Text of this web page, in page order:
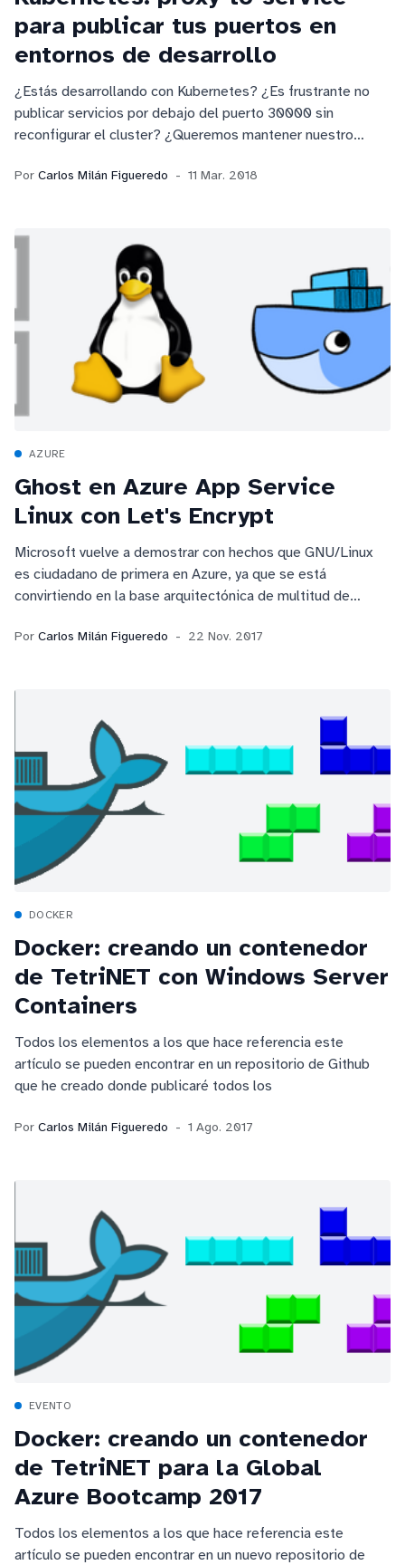
para publicar tus puertos en
entornos de desarrollo
¿Estás desarrollando con Kubernetes? ¿Es frustrante no
publicar servicios por debajo del puerto 30000 sin
reconfigurar el cluster? ¿Queremos mantener nuestro
alternativa más que interesante rapidísima de implementar.
Por Carlos Milán Figueredo 11 Mar. 2018
AZURE
Ghost en Azure App Service
Linux con Let's Encrypt
Microsoft vuelve a demostrar con hechos que GNU/Linux
es ciudadano de primera en Azure, ya que se está
convirtiendo en la base arquitectónica de multitud de
esperados.
Por Carlos Milán Figueredo 22 Nov. 2017
DOCKER
Docker: creando un contenedor
de TetriNET con Windows Server
Containers
Todos los elementos a los que hace referencia este
artículo se pueden encontrar en un repositorio de Github
que he creado donde publicaré todos los
Por Carlos Milán Figueredo 1 Ago. 2017
EVENTO
Docker: creando un contenedor
de TetriNET para la Global
Azure Bootcamp 2017
Todos los elementos a los que hace referencia este
artículo se pueden encontrar en un nuevo repositorio de